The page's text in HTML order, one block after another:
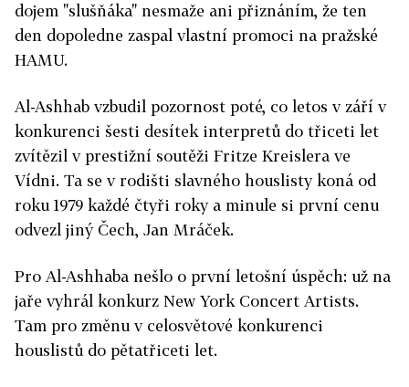
dojem "slušňáka" nesmaže ani přiznáním, že ten
den dopoledne zaspal vlastní promoci na pražské
HAMU.
Al-Ashhab vzbudil pozornost poté, co letos v září v
konkurenci šesti desítek interpretů do třiceti let
zvítězil v prestižní soutěži Fritze Kreislera ve
Vídni. Ta se v rodišti slavného houslisty koná od
roku 1979 každé čtyři roky a minule si první cenu
odvezl jiný Čech, Jan Mráček.
Pro Al-Ashhaba nešlo o první letošní úspěch: už na
jaře vyhrál konkurz New York Concert Artists.
Tam pro změnu v celosvětové konkurenci
houslistů do pětatřiceti let.